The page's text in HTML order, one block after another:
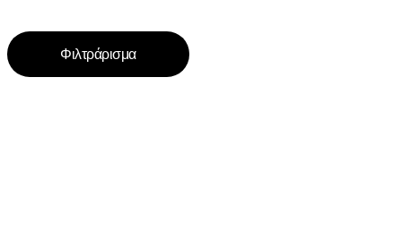
Φιλτράρισμα